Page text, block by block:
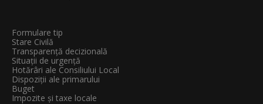
Formulare tip
Stare Civilă
Transparenţă decizională
Situații de urgență
Hotărâri ale Consiliului Local
Dispoziții ale primarului
Buget
Impozite și taxe locale